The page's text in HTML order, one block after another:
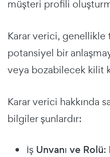
müşteri profili
Karar verici,
potansiyel bir
veya bozabilecek kilit
Karar verici hakkında
bilgiler şunlardır:
İş Unvanı ve Rolü: